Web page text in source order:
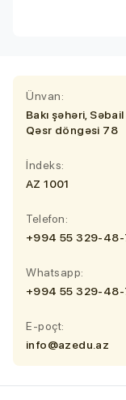
Ünvan:
Bakı şəhəri,
Qəsr döngəsi 78
İndeks:
AZ 1001
Telefon:
+994 55 329-
Whatsapp:
+994 55 329-
E-poçt:
info@azedu.az